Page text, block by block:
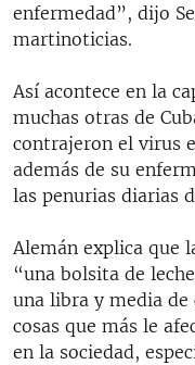
enfermedad”, dijo
martinoticias.
Así acontece en la
muchas otras de
contrajeron el virus
además de su
las penurias diarias
Alemán explica que
“una bolsita de
una libra y media de
cosas que más le
en la sociedad,